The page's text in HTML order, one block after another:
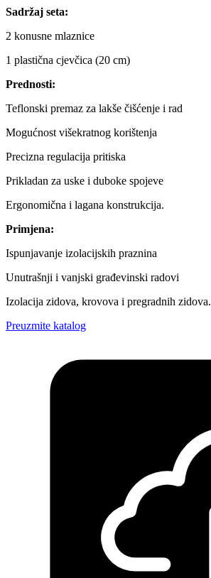
Sadržaj seta:
2 konusne mlaznice
1 plastična cjevčica (20 cm)
Prednosti:
Teflonski premaz za lakše čišćenje i rad
Mogućnost višekratnog korištenja
Precizna regulacija pritiska
Prikladan za uske i duboke spojeve
Ergonomična i lagana konstrukcija.
Primjena:
Ispunjavanje izolacijskih praznina
Unutrašnji i vanjski građevinski radovi
Izolacija zidova, krovova i pregradnih zidova.
Preuzmite katalog